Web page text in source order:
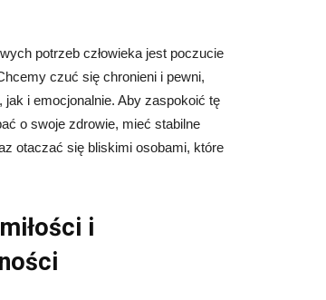
potrzeb człowieka jest poczucie
czuć się chronieni i pewni,
jak i emocjonalnie. Aby zaspokoić tę
o swoje zdrowie, mieć stabilne
otaczać się bliskimi osobami, które
i